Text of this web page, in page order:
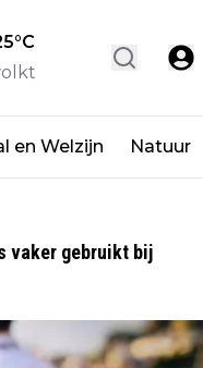
°C
en Welzijn Natuur
vaker gebruikt bij